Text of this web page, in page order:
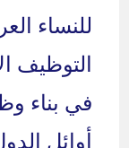
للنساء
التوظيف
في بناء
أوائل